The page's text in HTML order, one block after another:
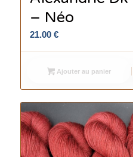
– Néo
21.00 €
Ajouter au panier